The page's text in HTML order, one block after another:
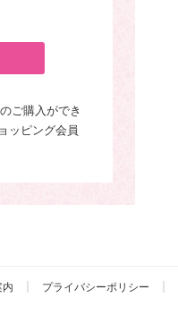
ご購入ができ
ッピング会員
内 プライバシーポリシー